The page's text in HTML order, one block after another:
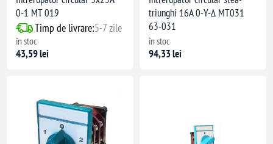
0-1 MT 019
Timp de livrare:5-7 zile
în stoc
43,59 lei
triunghi 16A 0-Y-Δ MT031
63-031
în stoc
94,33 lei